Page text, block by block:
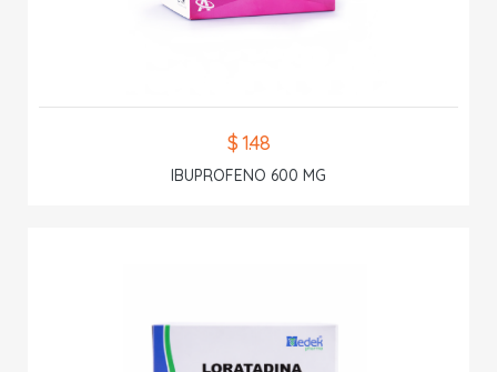
$ 1.48
IBUPROFENO 600 MG